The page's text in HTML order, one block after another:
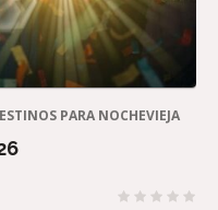
PARA NOCHEVIEJA